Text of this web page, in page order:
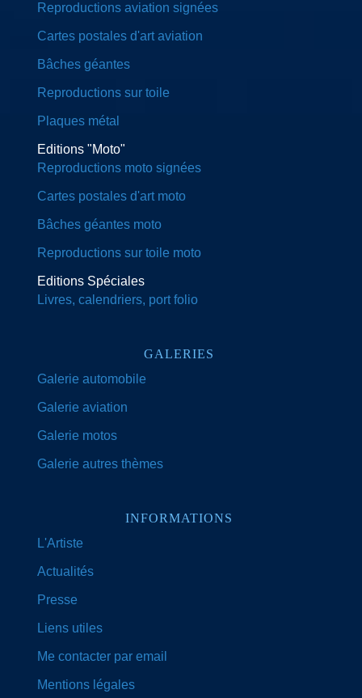
Reproductions aviation signées
Cartes postales d'art aviation
Bâches géantes
Reproductions sur toile
Plaques métal
Editions "Moto"
Reproductions moto signées
Cartes postales d'art moto
Bâches géantes moto
Reproductions sur toile moto
Editions Spéciales
Livres, calendriers, port folio
GALERIES
Galerie automobile
Galerie aviation
Galerie motos
Galerie autres thèmes
INFORMATIONS
L'Artiste
Actualités
Presse
Liens utiles
Me contacter par email
Mentions légales